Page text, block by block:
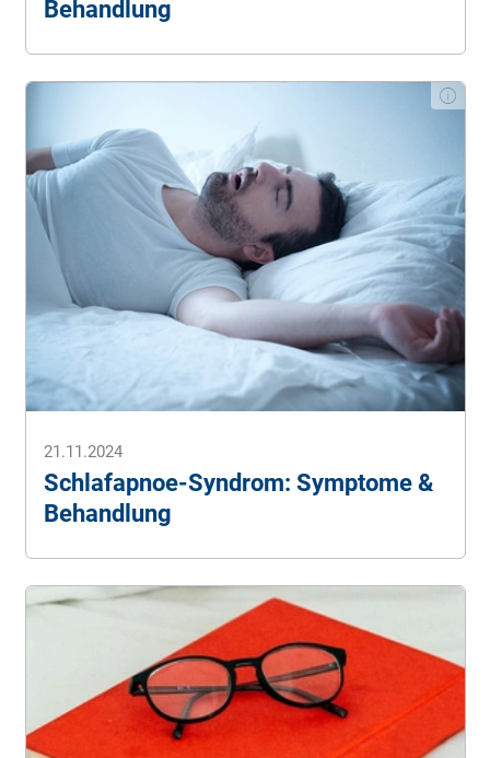
Behandlung
21.11.2024
Schlafapnoe-Syndrom: Symptome &
Behandlung